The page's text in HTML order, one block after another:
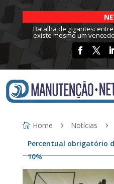
Batalha de gigantes:
existe mesmo um
Home
Notícias
Percentual obrigatório
10%